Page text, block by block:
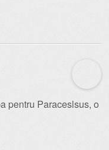
pentru Paraceslsus, o